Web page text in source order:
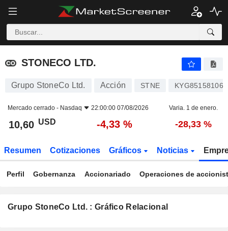
STONECO LTD.
STONECO LTD.
Grupo StoneCo Ltd. Acción STNE KYG851581069
Mercado cerrado - Nasdaq 22:00:00 07/08/2026 Varia. 1 de enero.
10,60 USD -4,33 % -28,33 %
Resumen Cotizaciones Gráficos Noticias
Perfil Gobernanza Accionariado Operaciones de
Grupo StoneCo Ltd. : Gráfico Relacional